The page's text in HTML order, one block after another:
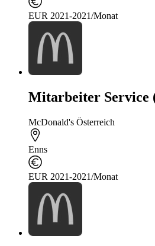
EUR 2021-2021/Monat
Mitarbeiter Service
McDonald's Österreich
Enns
EUR 2021-2021/Monat